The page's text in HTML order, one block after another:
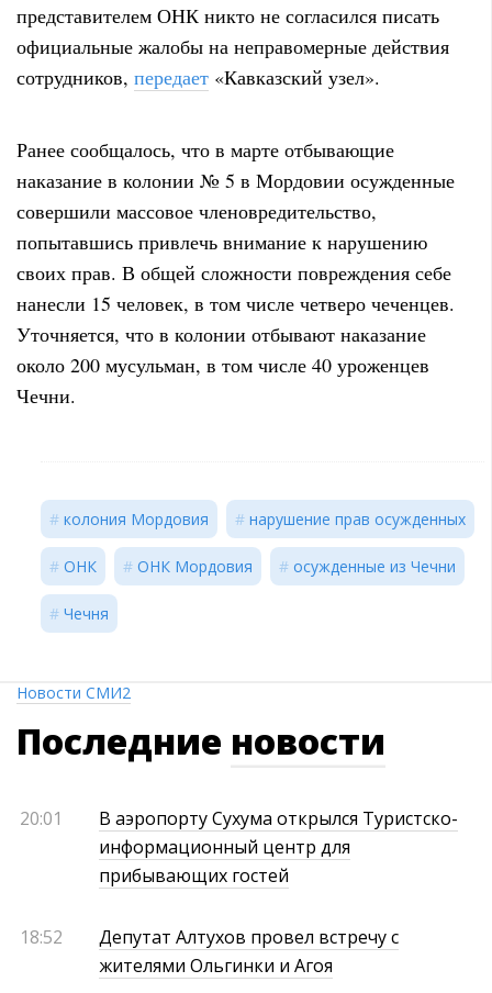
представителем ОНК никто не согласился писать
официальные жалобы на неправомерные действия
сотрудников, передает «Кавказский узел».
Ранее сообщалось, что в марте отбывающие
наказание в колонии № 5 в Мордовии осужденные
совершили массовое членовредительство,
попытавшись привлечь внимание к нарушению
своих прав. В общей сложности повреждения себе
нанесли 15 человек, в том числе четверо чеченцев.
Уточняется, что в колонии отбывают наказание
около 200 мусульман, в том числе 40 уроженцев
Чечни.
колония Мордовия нарушение прав осужденных
ОНК ОНК Мордовия осужденные из Чечни
Чечня
Новости СМИ2
Последние новости
20:01
В аэропорту Сухума открылся Туристско-
информационный центр для
прибывающих гостей
18:52
Депутат Алтухов провел встречу с
жителями Ольгинки и Агоя